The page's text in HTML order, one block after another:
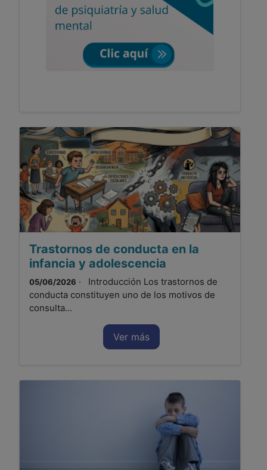
Trastornos de conducta en la
infancia y adolescencia
05/06/2026 · Introducción Los trastornos de
conducta constituyen uno de los motivos de
consulta...
Ver más